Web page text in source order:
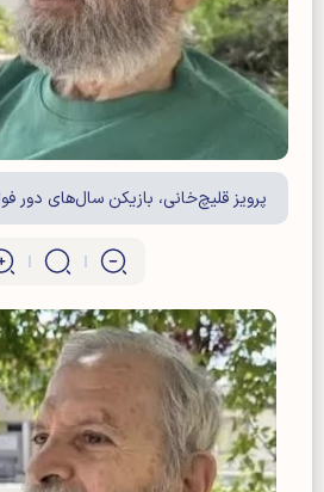
پرویز قلیچ‌خانی، بازیکن سال‌های دور